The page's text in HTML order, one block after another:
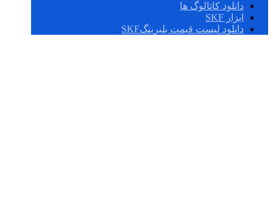
دانلود کاتالوگ ها
ابزار SKF
دانلود لیست قیمت بلبرینگSKF